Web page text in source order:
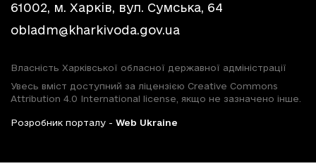
61002, м. Харків, вул. Сумська, 64
obladm@kharkivoda.gov.ua
Власність Харківської обласної державної адміністрації
Увесь вміст доступний за ліцензією Creative Commons
Attribution 4.0 International license, якщо не зазначено інше.
Розробник порталу - Web Ukraine